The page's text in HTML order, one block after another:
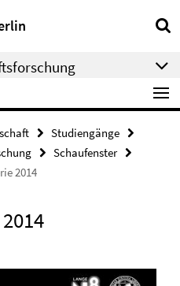
Studiengänge
Schaufenster
2014